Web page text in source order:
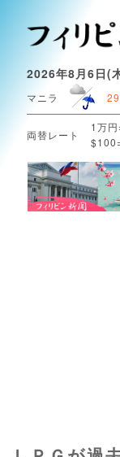
2026年8月6日(
マニラ
両替レート
1万